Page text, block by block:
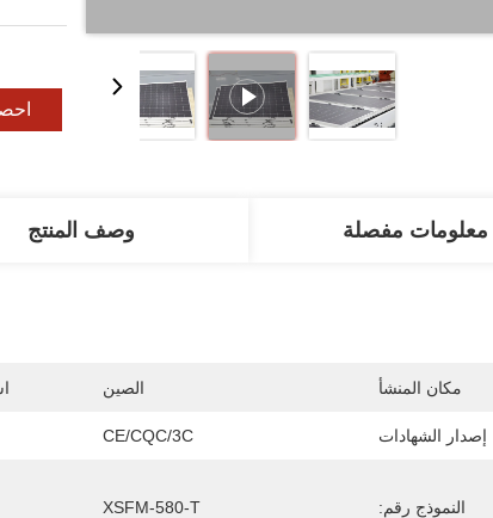
معلومات مفصلة وصف المنتج
مكان المنشأ الصين
إصدار الشهادات CE/CQC/3C
النموذج رقم: XSFM-580-T